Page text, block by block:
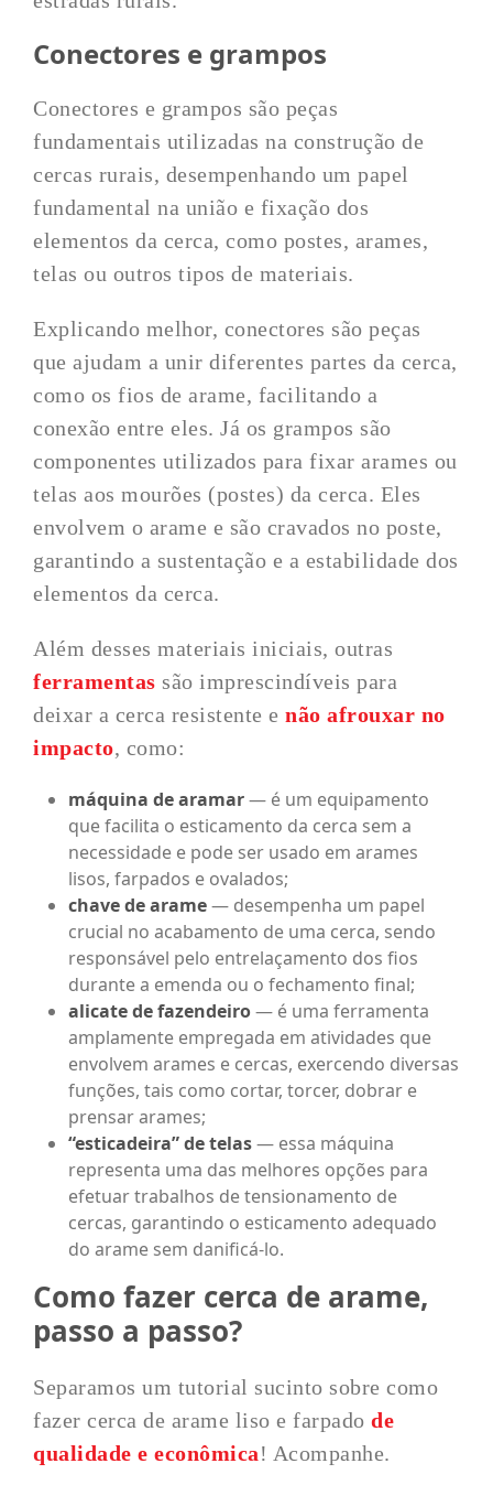
Conectores e grampos
Conectores e grampos são peças
fundamentais utilizadas na construção de
cercas rurais, desempenhando um papel
fundamental na união e fixação dos
elementos da cerca, como postes, arames,
telas ou outros tipos de materiais.
Explicando melhor, conectores são peças
que ajudam a unir diferentes partes da cerca,
como os fios de arame, facilitando a
conexão entre eles. Já os grampos são
componentes utilizados para fixar arames ou
telas aos mourões (postes) da cerca. Eles
envolvem o arame e são cravados no poste,
garantindo a sustentação e a estabilidade dos
elementos da cerca.
Além desses materiais iniciais, outras
ferramentas são imprescindíveis para
deixar a cerca resistente enão afrouxar no
impacto, como:
máquina de aramar— é um equipamento
que facilita o esticamento da cerca sem a
necessidade e pode ser usado em arames
lisos, farpados e ovalados;
chave de arame— desempenha um papel
crucial no acabamento de uma cerca, sendo
responsável pelo entrelaçamento dos fios
durante a emenda ou o fechamento final;
alicate de fazendeiro— é uma ferramenta
amplamente empregada em atividades que
envolvem arames e cercas, exercendo diversas
funções, tais como cortar, torcer, dobrar e
prensar arames;
“esticadeira” de telas— essa máquina
representa uma das melhores opções para
efetuar trabalhos de tensionamento de
cercas, garantindo o esticamento adequado
do arame sem danificá-lo.
Como fazer cerca de arame,
passo a passo?
Separamos um tutorial sucinto sobre como
fazer cerca de arame liso e farpadode
qualidade e econômica! Acompanhe.